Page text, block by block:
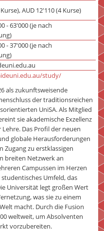
AUD 12'110 (4 Kurse)
- 63'000 (je nach
- 37'000 (je nach
study/
als zukunftsweisende
der traditionsreichen
UniSA. Als Mitglied
sie akademische Exzellenz
Das Profil der neuen
globale Herausforderungen
Zugang zu erstklassigen
breiten Netzwerk an
Campussen im Herzen
Umfeld, das
Universität legt großen Wert
was sie zu einem
macht. Durch die Fusion
weltweit, um Absolventen
vorzubereiten.